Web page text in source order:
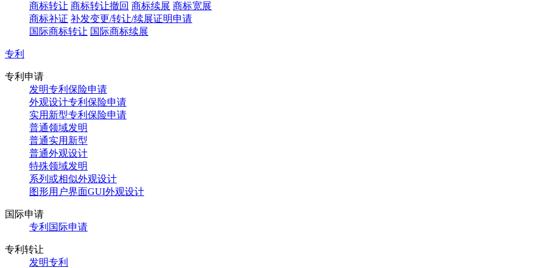
商标转让 商标转让撤回 商标续展 商标宽展
商标补证 补发变更/转让/续展证明申请
国际商标转让 国际商标续展
专利
专利申请
发明专利保险申请
外观设计专利保险申请
实用新型专利保险申请
普通领域发明
普通实用新型
普通外观设计
特殊领域发明
系列或相似外观设计
图形用户界面GUI外观设计
国际申请
专利国际申请
专利转让
发明专利